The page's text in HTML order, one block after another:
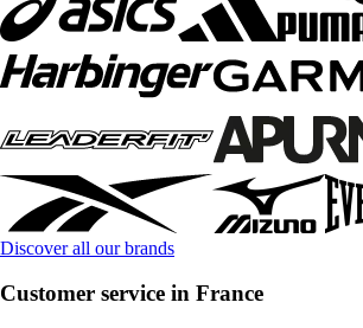
Discover all our brands
Customer service in France